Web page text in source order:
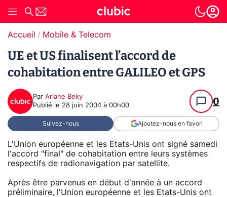
Accueil Mobile & Telecom
UE et US finalisent l’accord de
cohabitation entre GALILEO et GPS
Par Ariane Beky
Publié le 28 juin 2004 à 00h00 0
Suivez-nous Ajoutez-nous en favori
L'Union européenne et les Etats-Unis ont signé samedi
l'accord "final" de cohabitation entre leurs systèmes
respectifs de radionavigation par satellite.
Après être parvenus en début d'année à un accord
préliminaire, l'Union européenne et les Etats-Unis ont